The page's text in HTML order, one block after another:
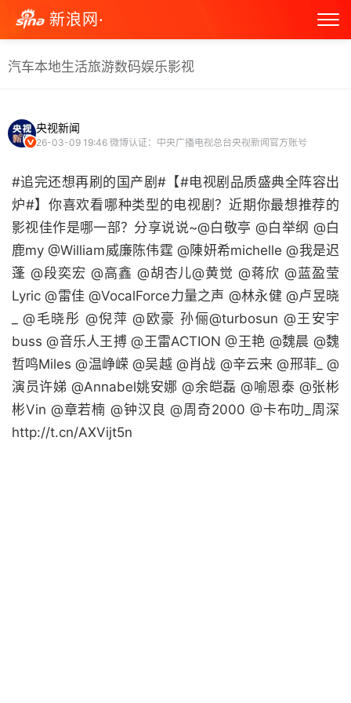
新浪网·
汽车本地生活旅游数码娱乐影视
央视新闻
26-03-09 19:46 微博认证：中央广播电视总台央视新闻官方账号
#追完还想再刷的国产剧#【#电视剧品质盛典全阵容出
炉#】你喜欢看哪种类型的电视剧？近期你最想推荐的
影视佳作是哪一部？分享说说~@白敬亭 @白举纲 @白
鹿my @William威廉陈伟霆 @陳妍希michelle @我是迟
蓬 @段奕宏 @高鑫 @胡杏儿@黄觉 @蒋欣 @蓝盈莹
Lyric @雷佳 @VocalForce力量之声 @林永健 @卢昱晓
_ @毛晓彤 @倪萍 @欧豪 孙俪@turbosun @王安宇
buss @音乐人王搏 @王雷ACTION @王艳 @魏晨 @魏
哲鸣Miles @温峥嵘 @吴越 @肖战 @辛云来 @邢菲_ @
演员许娣 @Annabel姚安娜 @余皑磊 @喻恩泰 @张彬
彬Vin @章若楠 @钟汉良 @周奇2000 @卡布叻_周深
http://t.cn/AXVijt5n